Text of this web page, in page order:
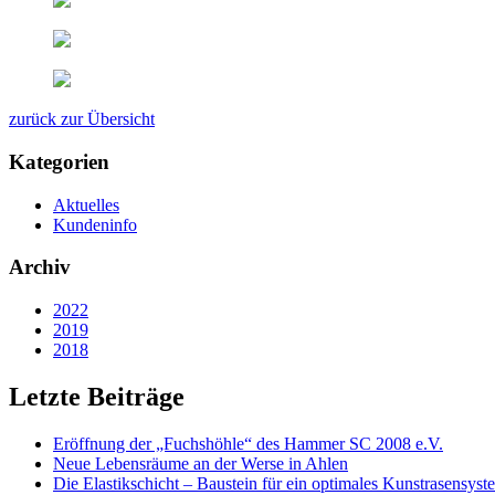
zurück zur Übersicht
Kategorien
Aktuelles
Kundeninfo
Archiv
2022
2019
2018
Letzte Beiträge
Eröffnung der „Fuchshöhle“ des Hammer SC 2008 e.V.
Neue Lebensräume an der Werse in Ahlen
Die Elastikschicht – Baustein für ein optimales